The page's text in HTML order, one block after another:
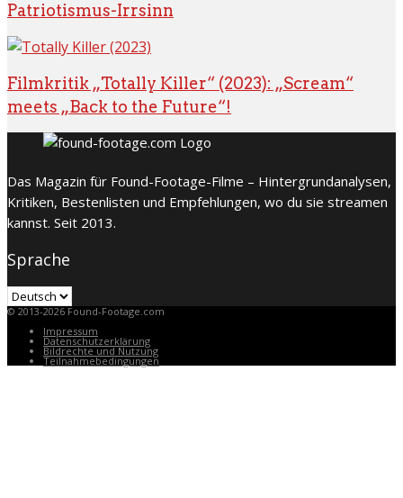
Patriotismus-Irrsinn
Filmkritik „Totally Killer“ (2023): „Scream“
meets „Back to the Future“!
Das Magazin für Found-Footage-Filme – Hintergrundanalysen,
Kritiken, Bestenlisten und Empfehlungen, wo du sie streamen
kannst. Seit 2013.
Sprache
Sprache
© 2013-2026 Found-Footage.com
Impressum
Datenschutzerklärung
Bildrechte und Nutzung
Teilnahmebedingungen